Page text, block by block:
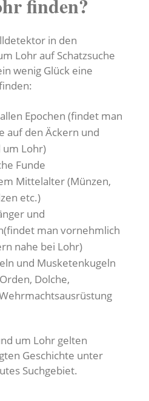
finden?
in den
Lohr auf Schatzsuche
wenig Glück eine
Epochen (findet man
auf den Äckern und
um Lohr)
Funde
Mittelalter (Münzen,
etc.)
und
man vornehmlich
nahe bei Lohr)
und Musketenkugeln
Dolche,
um Lohr gelten
Geschichte unter
Suchgebiet.